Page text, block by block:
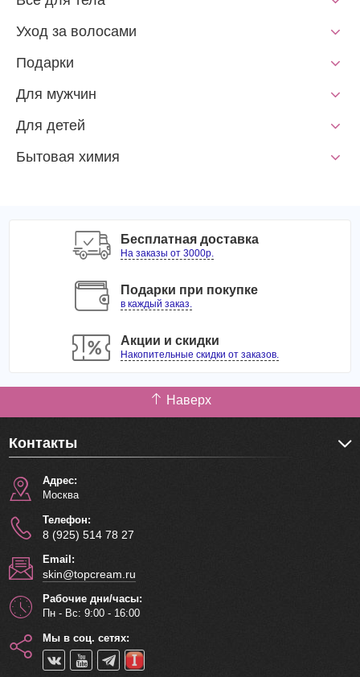
Уход за волосами
Подарки
Для мужчин
Для детей
Бытовая химия
Бесплатная доставка
На заказы от 3000р.
Подарки при покупке
в каждый заказ.
Акции и скидки
Накопительные скидки от заказов.
Наверх
Контакты
Адрес:
Москва
Телефон:
8 (925) 514 78 27
Email:
skin@topcream.ru
Рабочие дни/часы:
Пн - Вс: 9:00 - 16:00
Мы в соц. сетях: